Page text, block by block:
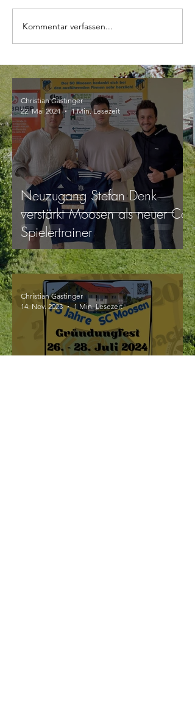
Kommentar verfassen...
Neuzugang Stefan Denk
verstärkt Moosen als neuer Co-
Spielertrainer
Christian Gastinger
22. Mai 2024
1 Min. Lesezeit
Christian Gastinger
14. Nov. 2023
1 Min. Lesezeit